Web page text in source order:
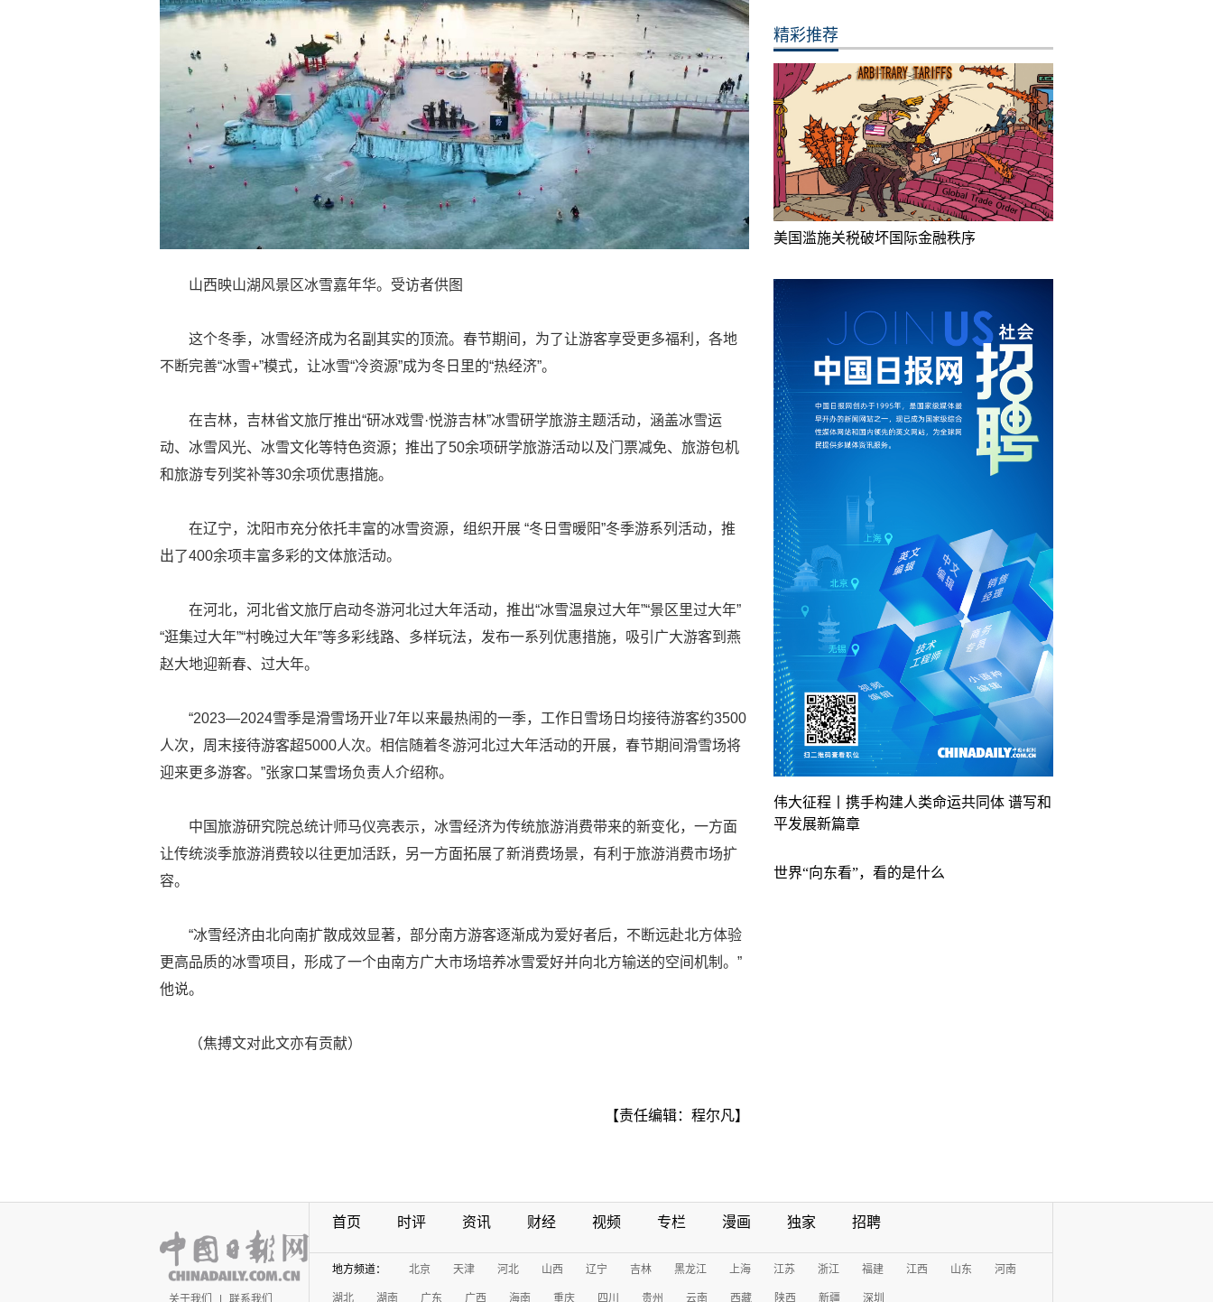
山西映山湖风景区冰雪嘉年华。受访者供图
这个冬季，冰雪经济成为名副其实的顶流。春节期间，为了让游客享受更多福利，各地
不断完善“冰雪+”模式，让冰雪“冷资源”成为冬日里的“热经济”。
在吉林，吉林省文旅厅推出“研冰戏雪·悦游吉林”冰雪研学旅游主题活动，涵盖冰雪运
动、冰雪风光、冰雪文化等特色资源；推出了50余项研学旅游活动以及门票减免、旅游包机
和旅游专列奖补等30余项优惠措施。
在辽宁，沈阳市充分依托丰富的冰雪资源，组织开展 “冬日雪暖阳”冬季游系列活动，推
出了400余项丰富多彩的文体旅活动。
在河北，河北省文旅厅启动冬游河北过大年活动，推出“冰雪温泉过大年”“景区里过大年”
“逛集过大年”“村晚过大年”等多彩线路、多样玩法，发布一系列优惠措施，吸引广大游客到燕
赵大地迎新春、过大年。
“2023—2024雪季是滑雪场开业7年以来最热闹的一季，工作日雪场日均接待游客约3500
人次，周末接待游客超5000人次。相信随着冬游河北过大年活动的开展，春节期间滑雪场将
迎来更多游客。”张家口某雪场负责人介绍称。
中国旅游研究院总统计师马仪亮表示，冰雪经济为传统旅游消费带来的新变化，一方面
让传统淡季旅游消费较以往更加活跃，另一方面拓展了新消费场景，有利于旅游消费市场扩
容。
“冰雪经济由北向南扩散成效显著，部分南方游客逐渐成为爱好者后，不断远赴北方体验
更高品质的冰雪项目，形成了一个由南方广大市场培养冰雪爱好并向北方输送的空间机制。”
他说。
（焦搏文对此文亦有贡献）
【责任编辑：程尔凡】
精彩推荐
美国滥施关税破坏国际金融秩序
伟大征程丨携手构建人类命运共同体 谱写和
平发展新篇章
世界“向东看”，看的是什么
关于我们 | 联系我们
首页 时评 资讯 财经 视频 专栏 漫画 独家 招聘
地方频道： 北京 天津 河北 山西 辽宁 吉林 黑龙江 上海 江苏 浙江 福建 江西 山东 河南
湖北 湖南 广东 广西 海南 重庆 四川 贵州 云南 西藏 陕西 新疆 深圳